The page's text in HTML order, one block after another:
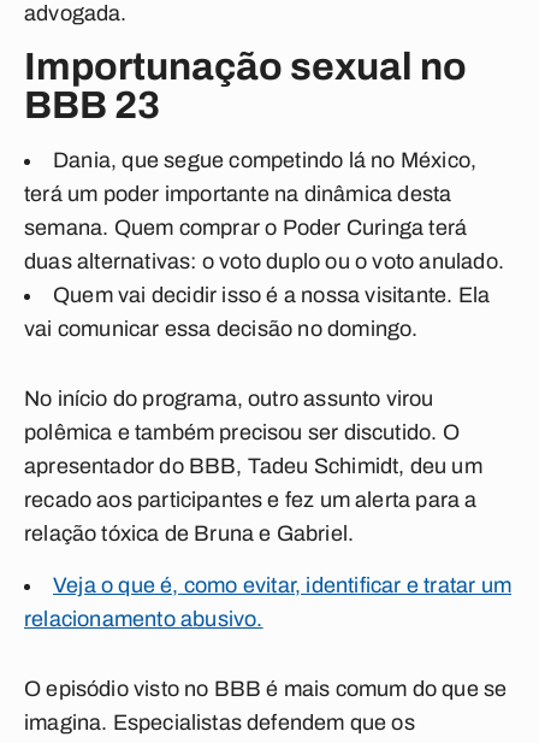
advogada.
Importunação sexual no
BBB 23
Dania, que segue competindo lá no México,
terá um poder importante na dinâmica desta
semana. Quem comprar o Poder Curinga terá
duas alternativas: o voto duplo ou o voto anulado.
Quem vai decidir isso é a nossa visitante. Ela
vai comunicar essa decisão no domingo.
No início do programa, outro assunto virou
polêmica e também precisou ser discutido. O
apresentador do BBB, Tadeu Schimidt, deu um
recado aos participantes e fez um alerta para a
relação tóxica de Bruna e Gabriel.
Veja o que é, como evitar, identificar e tratar um
relacionamento abusivo.
O episódio visto no BBB é mais comum do que se
imagina. Especialistas defendem que os